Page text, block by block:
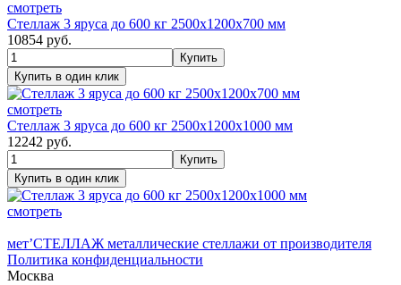
смотреть
Стеллаж 3 яруса до 600 кг 2500х1200х700 мм
10854 руб.
смотреть
Стеллаж 3 яруса до 600 кг 2500х1200х1000 мм
12242 руб.
смотреть
мет’СТЕЛЛАЖ металлические стеллажи от производителя
Политика конфиденциальности
Москва